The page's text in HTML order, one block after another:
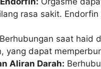
rasa sakit.
Berhubungan saat haid
yang dapat
Aliran Darah: